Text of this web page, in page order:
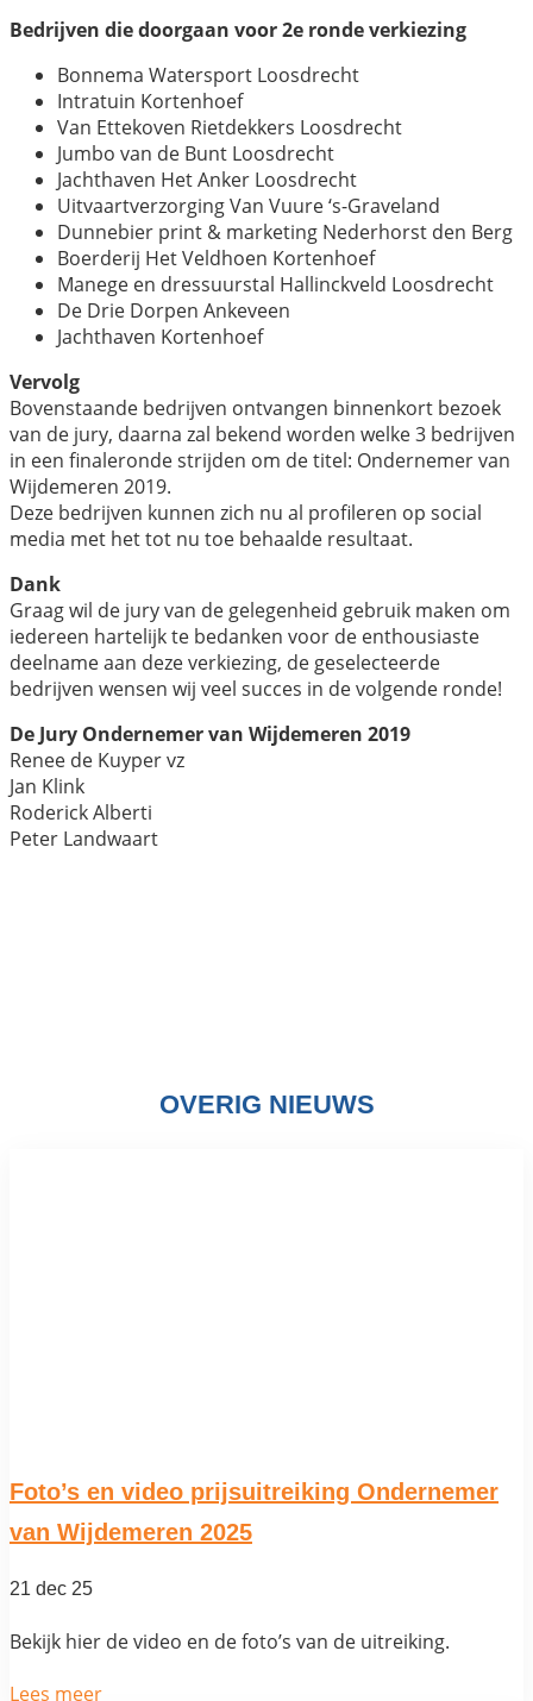
Bedrijven die doorgaan voor 2e ronde verkiezing
Bonnema Watersport Loosdrecht
Intratuin Kortenhoef
Van Ettekoven Rietdekkers Loosdrecht
Jumbo van de Bunt Loosdrecht
Jachthaven Het Anker Loosdrecht
Uitvaartverzorging Van Vuure ‘s-Graveland
Dunnebier print & marketing Nederhorst den Berg
Boerderij Het Veldhoen Kortenhoef
Manege en dressuurstal Hallinckveld Loosdrecht
De Drie Dorpen Ankeveen
Jachthaven Kortenhoef
Vervolg
Bovenstaande bedrijven ontvangen binnenkort bezoek
van de jury, daarna zal bekend worden welke 3 bedrijven
in een finaleronde strijden om de titel: Ondernemer van
Wijdemeren 2019.
Deze bedrijven kunnen zich nu al profileren op social
media met het tot nu toe behaalde resultaat.
Dank
Graag wil de jury van de gelegenheid gebruik maken om
iedereen hartelijk te bedanken voor de enthousiaste
deelname aan deze verkiezing, de geselecteerde
bedrijven wensen wij veel succes in de volgende ronde!
De Jury Ondernemer van Wijdemeren 2019
Renee de Kuyper vz
Jan Klink
Roderick Alberti
Peter Landwaart
OVERIG NIEUWS
Foto’s en video prijsuitreiking Ondernemer
van Wijdemeren 2025
21 dec 25
Bekijk hier de video en de foto’s van de uitreiking.
Lees meer